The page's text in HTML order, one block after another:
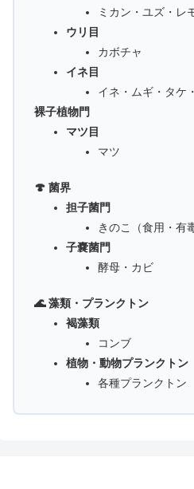
ミカン・ユズ・レ
ウリ目
カボチャ
イネ目
イネ・ムギ・タケ
裸子植物門
マツ目
マツ
🍄 菌界
担子菌門
きのこ（食用・有
子嚢菌門
酵母・カビ
🌊 藻類・プランクトン
褐藻類
コンブ
植物・動物プランクトン
各種プランクトン